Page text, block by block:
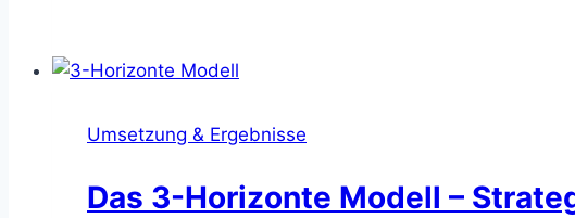
Methode
die
visuell
erarbeiten
Umsetzung & Ergebnisse
Das 3-Horizonte Modell –